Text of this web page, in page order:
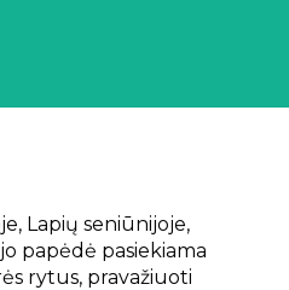
Lapių seniūnijoje,
papėdė pasiekiama
rytus, pravažiuoti